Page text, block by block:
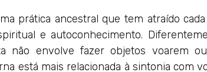
prática ancestral que tem atraído
e autoconhecimento.
não envolve fazer objetos voarem
está mais relacionada à sintonia com